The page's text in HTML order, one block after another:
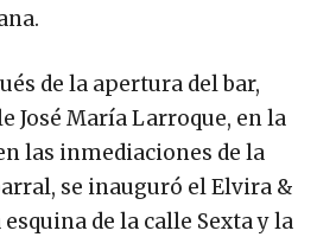
de la apertura del bar,
José María Larroque, en la
las inmediaciones de la
se inauguró el Elvira &
de la calle Sexta y la